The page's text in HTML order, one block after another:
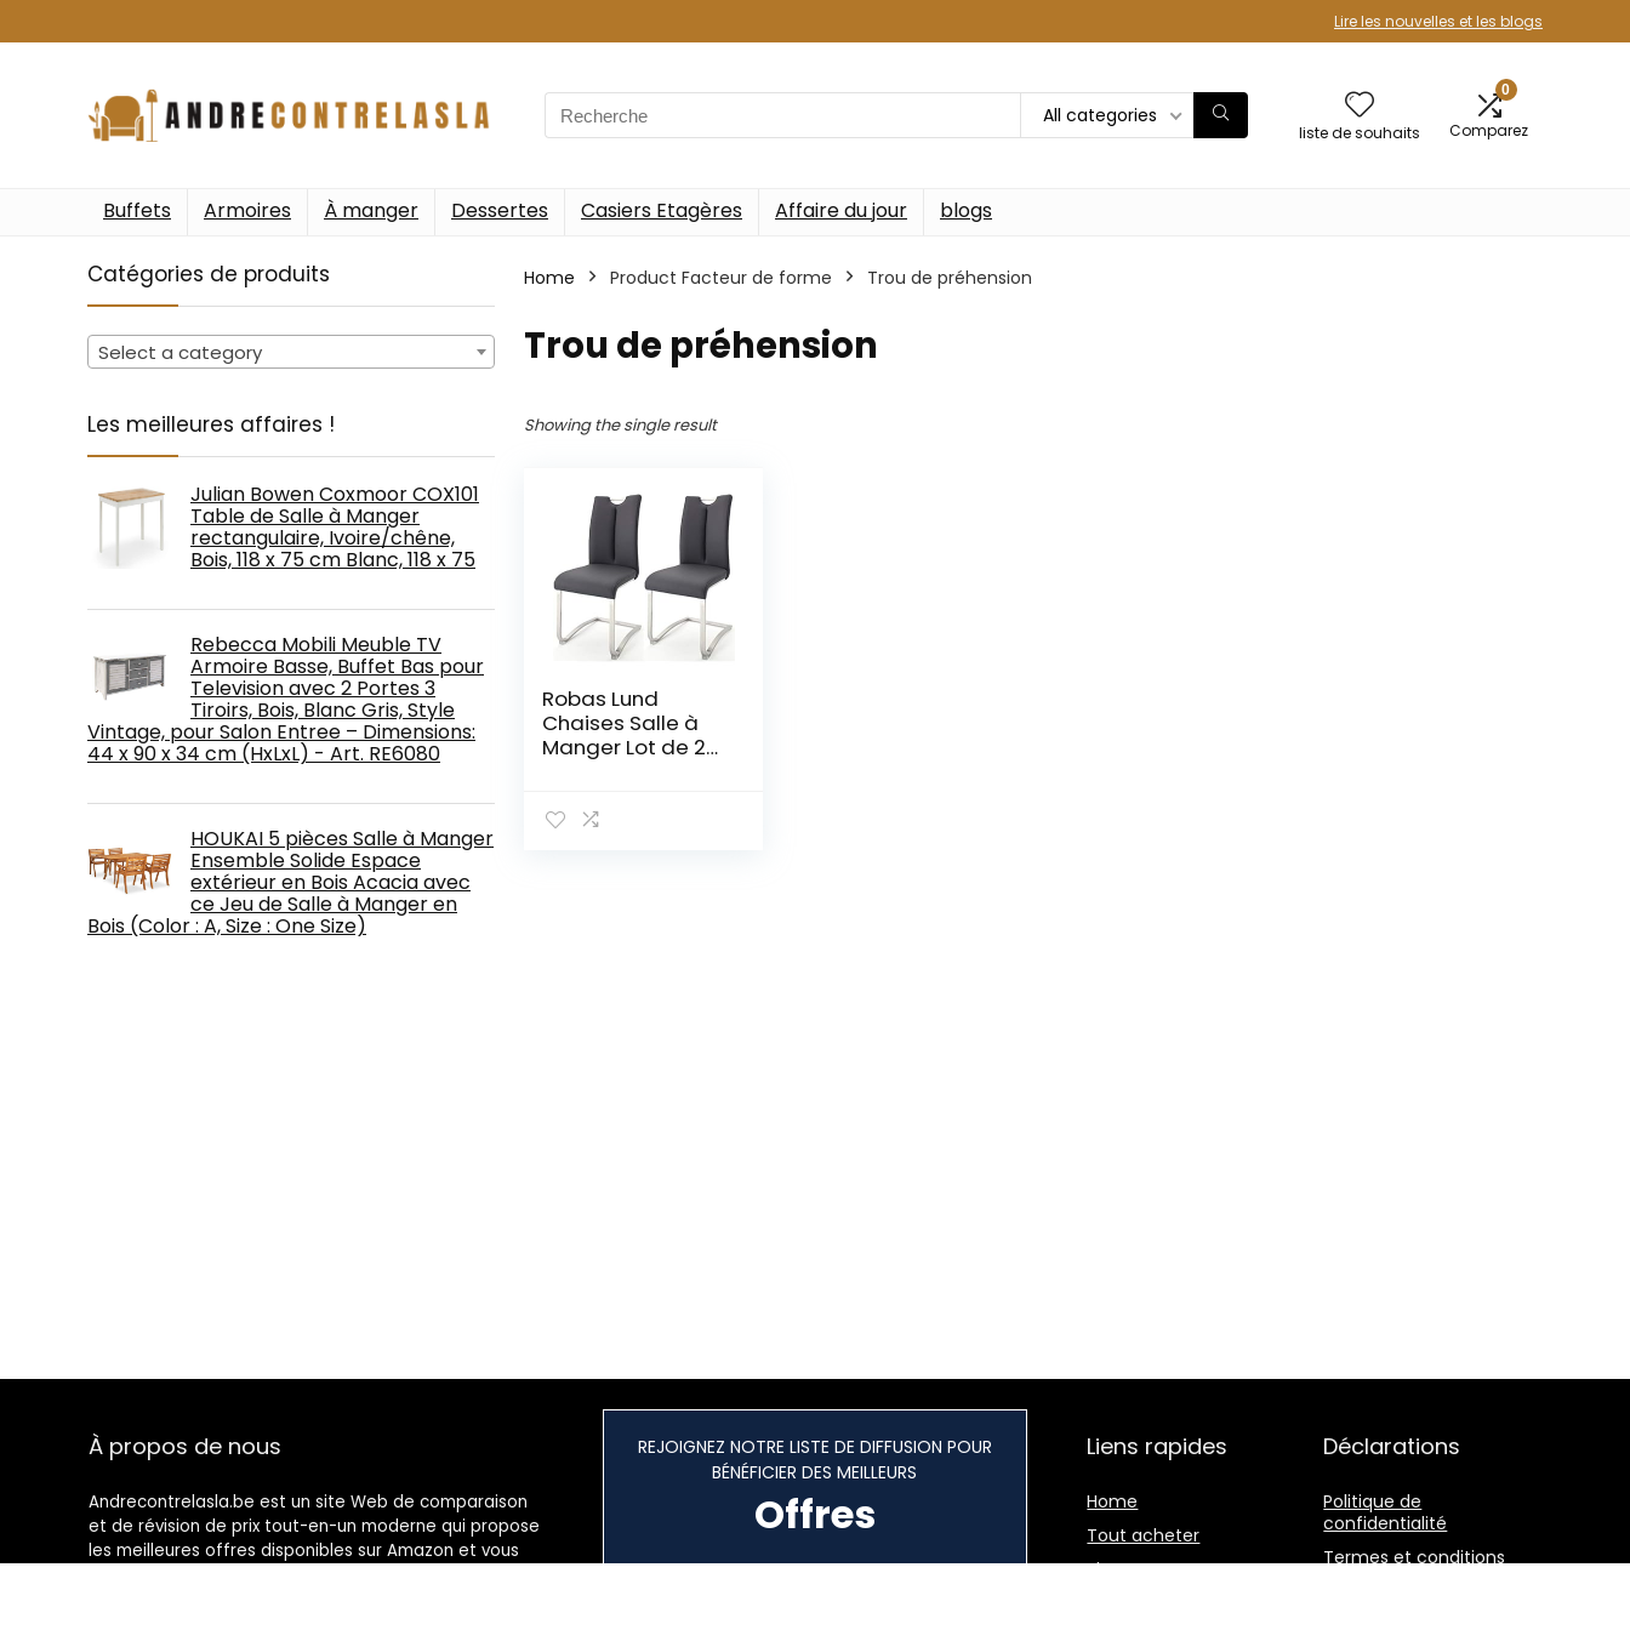
Lire les nouvelles et les blogs
Search
for:
All categories
liste de souhaits
0
Comparez
Buffets Armoires À manger Dessertes Casiers Etagères Affaire du jour blogs
Catégories de produits
Select a category
Les meilleures affaires !
Julian Bowen Coxmoor COX101
Table de Salle à Manger
rectangulaire, Ivoire/chêne,
Bois, 118 x 75 cm Blanc, 118 x 75
Rebecca Mobili Meuble TV
Armoire Basse, Buffet Bas pour
Television avec 2 Portes 3
Tiroirs, Bois, Blanc Gris, Style
Vintage, pour Salon Entree – Dimensions:
44 x 90 x 34 cm (HxLxL) - Art. RE6080
HOUKAI 5 pièces Salle à Manger
Ensemble Solide Espace
extérieur en Bois Acacia avec
ce Jeu de Salle à Manger en
Bois (Color : A, Size : One Size)
Home Product Facteur de forme ‎Trou de préhension
‎Trou de préhension
Showing the single result
Robas Lund
Chaises Salle à
Manger Lot de 2
Chaise Salle à
À propos de nous
Andrecontrelasla.be est un site Web de comparaison
et de révision de prix tout-en-un moderne qui propose
les meilleures offres disponibles sur Amazon et vous
REJOIGNEZ NOTRE LISTE DE DIFFUSION POUR
BÉNÉFICIER DES MEILLEURS
Offres
Liens rapides
Home
Tout acheter
Blogs
Déclarations
Politique de
confidentialité
Termes et conditions